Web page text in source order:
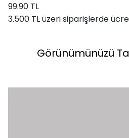
99.90 TL
3.500 TL üzeri siparişlerde
Görünümünüzü